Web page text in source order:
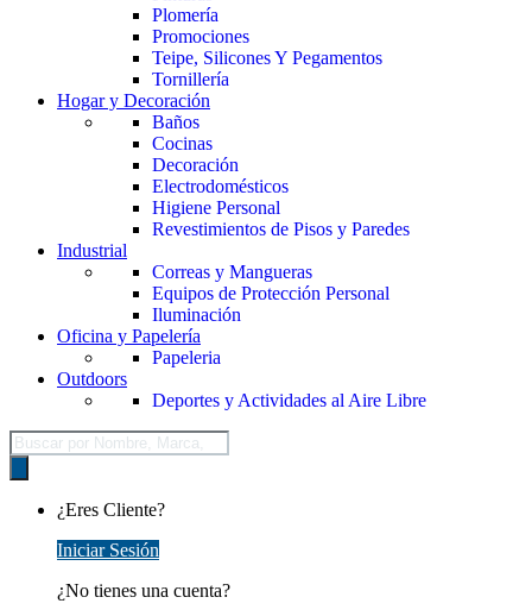
Plomería
Promociones
Teipe, Silicones Y Pegamentos
Tornillería
Hogar y Decoración
Baños
Cocinas
Decoración
Electrodomésticos
Higiene Personal
Revestimientos de Pisos y Paredes
Industrial
Correas y Mangueras
Equipos de Protección Personal
Iluminación
Oficina y Papelería
Papeleria
Outdoors
Deportes y Actividades al Aire Libre
Búsqueda
de
productos
¿Eres Cliente?
Iniciar Sesión
¿No tienes una cuenta?